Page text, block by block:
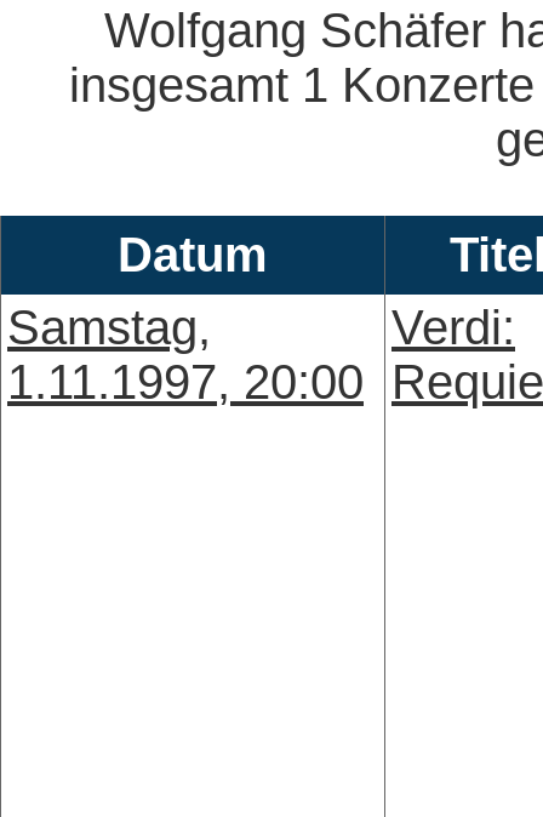
Wolfgang Schäfer
insgesamt 1
Datum
Samstag,
1.11.1997, 20:00
Verdi: